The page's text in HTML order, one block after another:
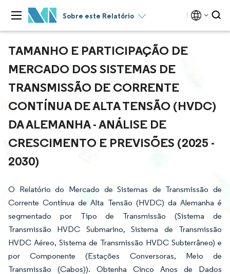
Sobre este Relatório
TAMANHO E PARTICIPAÇÃO DE
MERCADO DOS SISTEMAS DE
TRANSMISSÃO DE CORRENTE
CONTÍNUA DE ALTA TENSÃO (HVDC)
DA ALEMANHA - ANÁLISE DE
CRESCIMENTO E PREVISÕES (2025 -
2030)
O Relatório do Mercado de Sistemas de Transmissão de
Corrente Contínua de Alta Tensão (HVDC) da Alemanha é
segmentado por Tipo de Transmissão (Sistema de
Transmissão HVDC Submarino, Sistema de Transmissão
HVDC Aéreo, Sistema de Transmissão HVDC Subterrâneo) e
por Componente (Estações Conversoras, Meio de
Transmissão (Cabos)). Obtenha Cinco Anos de Dados